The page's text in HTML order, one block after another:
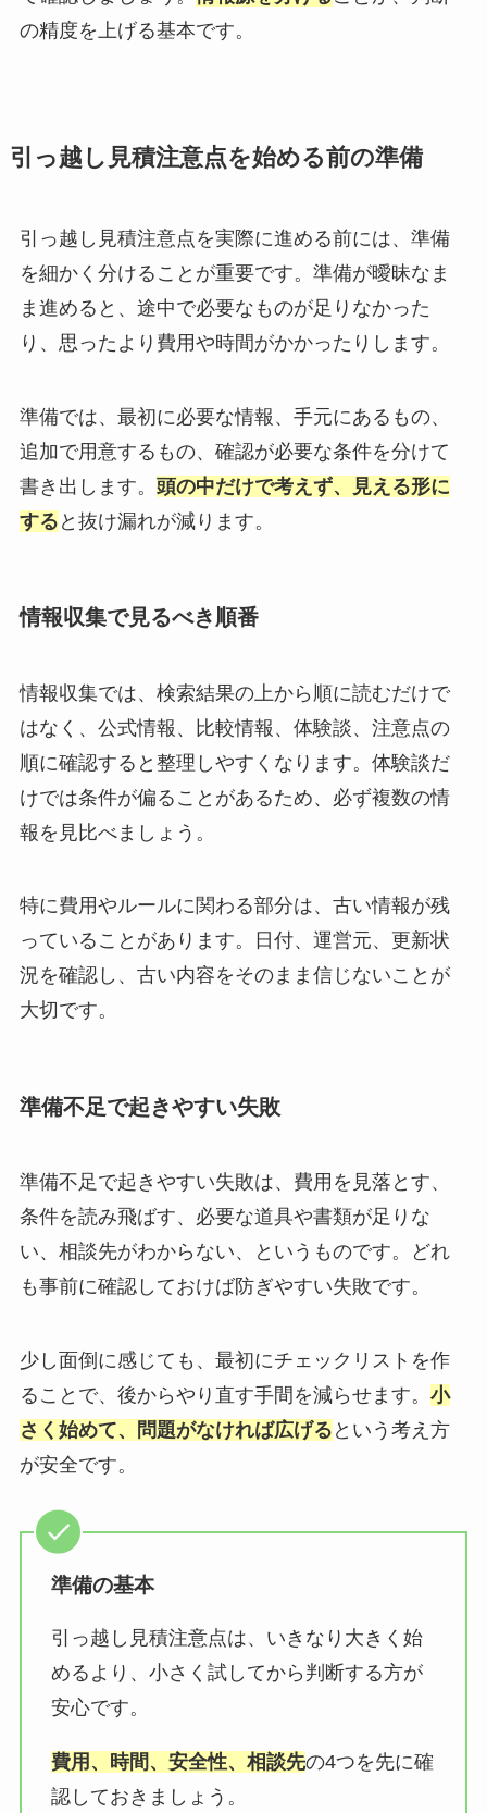
の精度を上げる基本です。
引っ越し見積注意点を始める前の準備
引っ越し見積注意点を実際に進める前には、準備
を細かく分けることが重要です。準備が曖昧なま
ま進めると、途中で必要なものが足りなかった
り、思ったより費用や時間がかかったりします。
準備では、最初に必要な情報、手元にあるもの、
追加で用意するもの、確認が必要な条件を分けて
書き出します。 頭の中だけで考えず、見える形に
する と抜け漏れが減ります。
情報収集で見るべき順番
情報収集では、検索結果の上から順に読むだけで
はなく、公式情報、比較情報、体験談、注意点の
順に確認すると整理しやすくなります。体験談だ
けでは条件が偏ることがあるため、必ず複数の情
報を見比べましょう。
特に費用やルールに関わる部分は、古い情報が残
っていることがあります。日付、運営元、更新状
況を確認し、古い内容をそのまま信じないことが
大切です。
準備不足で起きやすい失敗
準備不足で起きやすい失敗は、費用を見落とす、
条件を読み飛ばす、必要な道具や書類が足りな
い、相談先がわからない、というものです。どれ
も事前に確認しておけば防ぎやすい失敗です。
少し面倒に感じても、最初にチェックリストを作
ることで、後からやり直す手間を減らせます。 小
さく始めて、問題がなければ広げる という考え方
が安全です。
準備の基本
引っ越し見積注意点は、いきなり大きく始
めるより、小さく試してから判断する方が
安心です。
費用、時間、安全性、相談先の4つを先に確
認しておきましょう。